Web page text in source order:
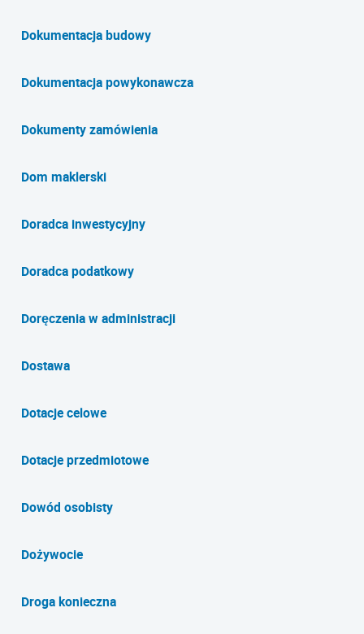
Dokumentacja budowy
Dokumentacja powykonawcza
Dokumenty zamówienia
Dom maklerski
Doradca inwestycyjny
Doradca podatkowy
Doręczenia w administracji
Dostawa
Dotacje celowe
Dotacje przedmiotowe
Dowód osobisty
Dożywocie
Droga konieczna